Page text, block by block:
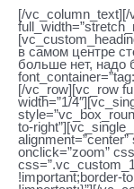
[/
в самом центре
больше нет, надо
[/vc_row][vc_row
width=”1/
to-
onclick=”zoom”
!important;border-